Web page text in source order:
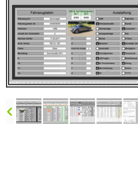
Doppelt antippen
vergrößern